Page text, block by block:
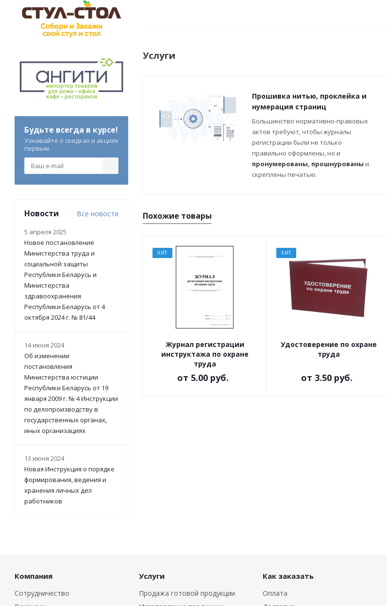
Услуги
Прошивка нитью, проклейка и
нумерация страниц
Большинство нормативно-правовых
актов требуют, чтобы журналы
регистрации были не только
правильно оформлены, но и
пронумерованы, прошнурованы и
скреплены печатью.
Похожие товары
ХИТ
Журнал регистрации
инструктажа по охране
труда
от 5.00 руб.
ХИТ
Удостоверение по охране
труда
от 3.50 руб.
Будьте всегда в курсе!
Узнавайте о скидках и акциях
первым
Новости Все новости
5 апреля 2025
Новое постановление
Министерства труда и
социальной защиты
Республики Беларусь и
Министерства
здравоохранения
Республики Беларусь от 4
октября 2024 г. № 81/44
14 июня 2024
Об изменении
постановления
Министерства юстиции
Республики Беларусь от 19
января 2009 г. № 4 Инструкции
по делопроизводству в
государственных органах,
иных организациях
13 июня 2024
Новая Инструкция о порядке
формирования, ведения и
хранения личных дел
работников
Компания
Сотрудничество
Услуги
Продажа готовой продукции
Как заказать
Оплата